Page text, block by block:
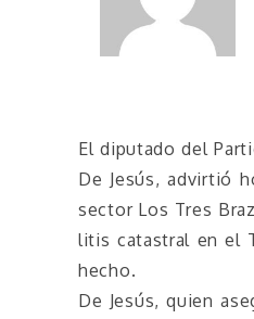
El diputado del
De Jesús, advirtió
sector Los Tres
litis catastral en el
hecho.
De Jesús, quien